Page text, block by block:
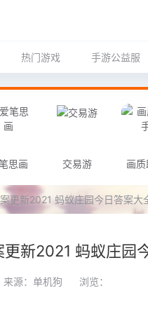
热门游戏 手游公益服
思画 交易游 画
更新2021 蚂蚁庄园今日答案大
更新2021 蚂蚁庄园
来源：单机狗 浏览：